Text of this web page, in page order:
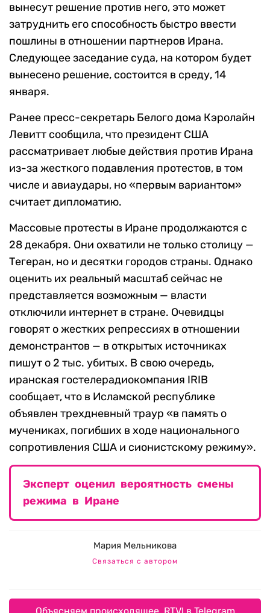
вынесут решение против него, это может
затруднить его способность быстро ввести
пошлины в отношении партнеров Ирана.
Следующее заседание суда, на котором будет
вынесено решение, состоится в среду, 14
января.
Ранее пресс-секретарь Белого дома Кэролайн
Левитт сообщила, что президент США
рассматривает любые действия против Ирана
из-за жесткого подавления протестов, в том
числе и авиаудары, но «первым вариантом»
считает дипломатию.
Массовые протесты в Иране продолжаются с
28 декабря. Они охватили не только столицу —
Тегеран, но и десятки городов страны. Однако
оценить их реальный масштаб сейчас не
представляется возможным — власти
отключили интернет в стране. Очевидцы
говорят о жестких репрессиях в отношении
демонстрантов — в открытых источниках
пишут о 2 тыс. убитых. В свою очередь,
иранская гостелерадиокомпания IRIB
сообщает, что в Исламской республике
объявлен трехдневный траур «в память о
мучениках, погибших в ходе национального
сопротивления США и сионистскому режиму».
Эксперт оценил вероятность смены
режима в Иране
Мария Мельникова
Связаться с автором